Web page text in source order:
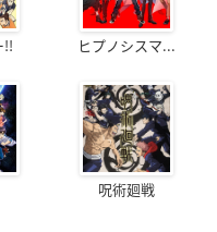
!! ヒプノシスマ...
呪術廻戦